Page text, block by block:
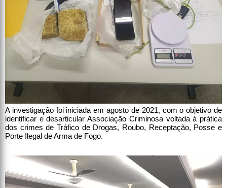
A investigação foi iniciada em agosto de 2021, com o objetivo de
identificar e desarticular Associação Criminosa voltada à prática
dos crimes de Tráfico de Drogas, Roubo, Receptação, Posse e
Porte Ilegal de Arma de Fogo.